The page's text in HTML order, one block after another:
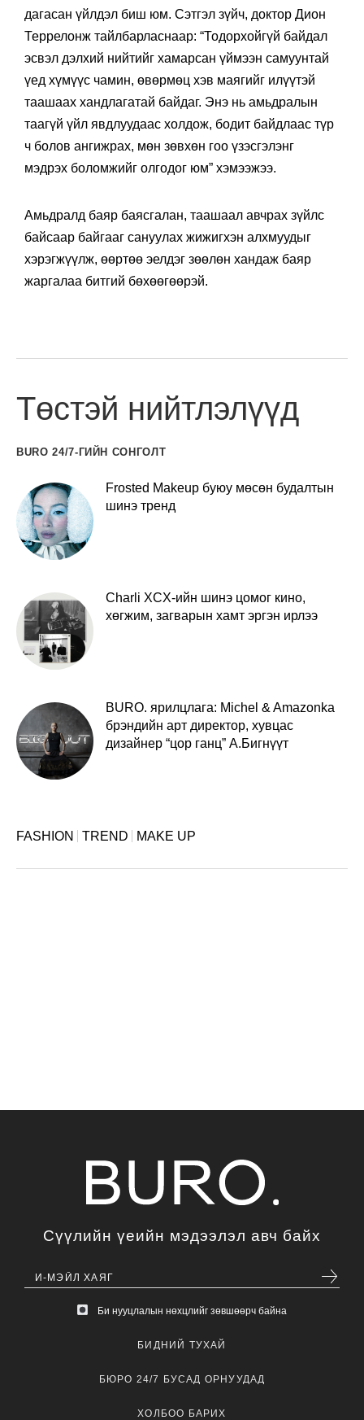
дагасан үйлдэл биш юм. Сэтгэл зүйч, доктор Дион
Террелонж тайлбарласнаар: “Тодорхойгүй байдал
эсвэл дэлхий нийтийг хамарсан үймээн самуунтай
үед хүмүүс чамин, өвөрмөц хэв маягийг илүүтэй
таашаах хандлагатай байдаг. Энэ нь амьдралын
таагүй үйл явдлуудаас холдож, бодит байдлаас түр
ч болов ангижрах, мөн зөвхөн гоо үзэсгэлэнг
мэдрэх боломжийг олгодог юм” хэмээжээ.
Амьдралд баяр баясгалан, таашаал авчрах зүйлс
байсаар байгааг сануулах жижигхэн алхмуудыг
хэрэгжүүлж, өөртөө эелдэг зөөлөн хандаж баяр
жаргалаа битгий бөхөөгөөрэй.
Төстэй нийтлэлүүд
BURO 24/7-ГИЙН СОНГОЛТ
Frosted Makeup буюу мөсөн будалтын
шинэ тренд
Charli XCX-ийн шинэ цомог кино,
хөгжим, загварын хамт эргэн ирлээ
BURO. ярилцлага: Michel & Amazonka
брэндийн арт директор, хувцас
дизайнер “цор ганц” А.Бигнүүт
FASHION TREND MAKE UP
Сүүлийн үеийн мэдээлэл авч байх
Би нууцлалын нөхцлийг зөвшөөрч байна
БИДНИЙ ТУХАЙ
БЮРО 24/7 БУСАД ОРНУУДАД
ХОЛБОО БАРИХ